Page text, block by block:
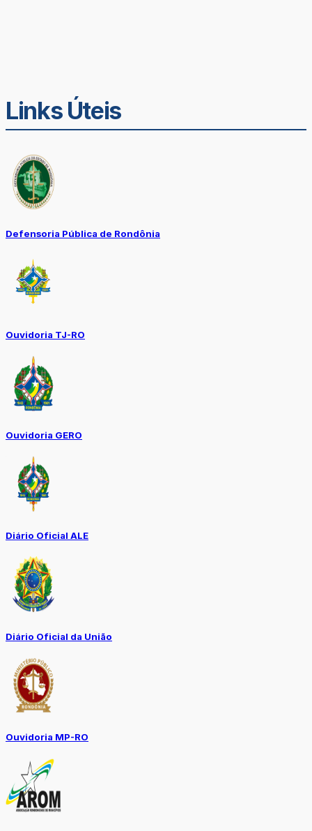
Links Úteis
Defensoria Pública de Rondônia
Ouvidoria TJ-RO
Ouvidoria GERO
Diário Oficial ALE
Diário Oficial da União
Ouvidoria MP-RO